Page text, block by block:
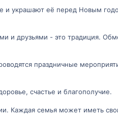
и украшают её перед Новым
и друзьями - это традиция.
праздничные
счастье и благополучие.
Каждая семья может иметь